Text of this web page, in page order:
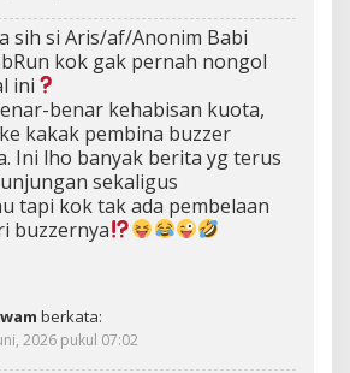
sih si Aris/af/Anonim Babi
kok gak pernah nongol
ini
benar kehabisan kuota,
kakak pembina buzzer
Ini lho banyak berita yg terus
sekaligus
tapi kok tak ada pembelaan
buzzernya
berkata:
2026 pukul 07:02